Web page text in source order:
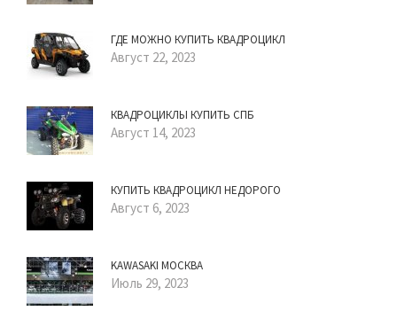
ГДЕ МОЖНО КУПИТЬ КВАДРОЦИКЛ
Август 22, 2023
КВАДРОЦИКЛЫ КУПИТЬ СПБ
Август 14, 2023
КУПИТЬ КВАДРОЦИКЛ НЕДОРОГО
Август 6, 2023
KAWASAKI МОСКВА
Июль 29, 2023